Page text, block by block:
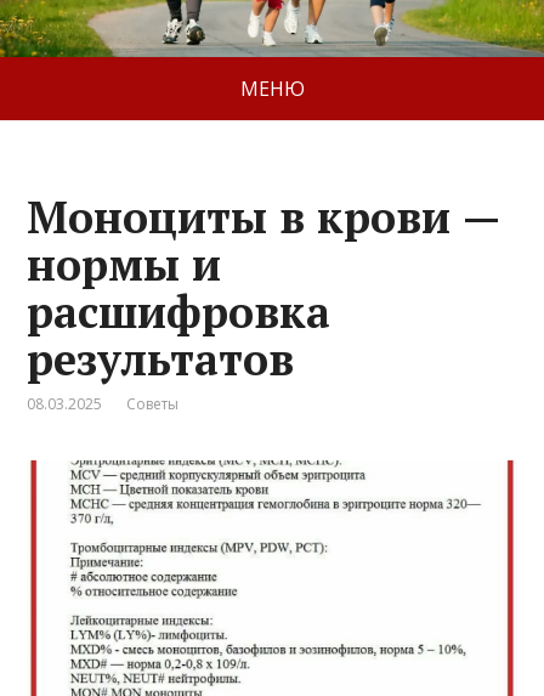
МЕНЮ
Моноциты в крови —
нормы и
расшифровка
результатов
08.03.2025 Советы